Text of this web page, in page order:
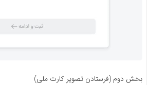
بخش دوم (فرستادن تصویر کارت ملی)